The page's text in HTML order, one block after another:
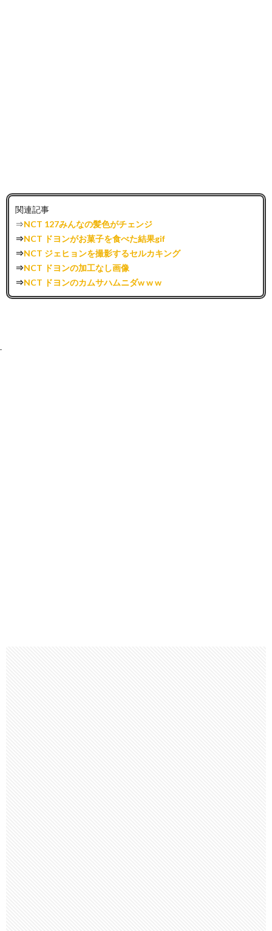
関連記事
⇒NCT 127みんなの髪色がチェンジ
⇒NCT ドヨンがお菓子を食べた結果gif
⇒NCT ジェヒョンを撮影するセルカキング
⇒NCT ドヨンの加工なし画像
⇒NCT ドヨンのカムサハムニダw w w